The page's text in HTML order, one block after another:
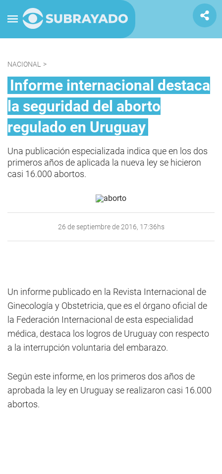
NACIONAL >
Informe internacional destaca
la seguridad del aborto
regulado en Uruguay
Una publicación especializada indica que en los dos
primeros años de aplicada la nueva ley se hicieron
casi 16.000 abortos.
26 de septiembre de 2016, 17:36hs
Un informe publicado en la Revista Internacional de
Ginecología y Obstetricia, que es el órgano oficial de
la Federación Internacional de esta especialidad
médica, destaca los logros de Uruguay con respecto
a la interrupción voluntaria del embarazo.
Según este informe, en los primeros dos años de
aprobada la ley en Uruguay se realizaron casi 16.000
abortos.